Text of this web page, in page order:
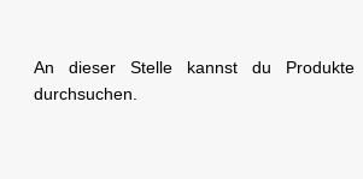
An dieser Stelle kannst du
durchsuchen.